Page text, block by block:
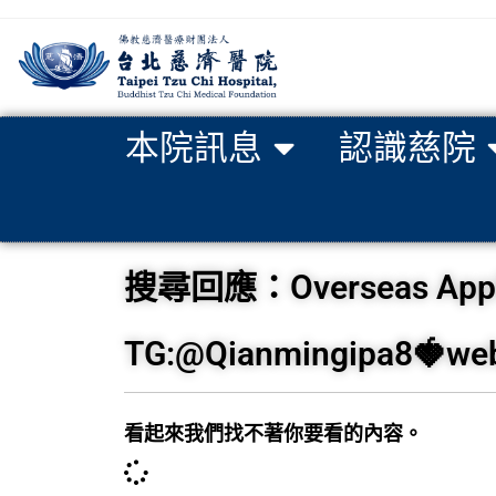
本院訊息 認識慈院
搜尋回應：Overseas
看起來我們找不著你要看的內容。